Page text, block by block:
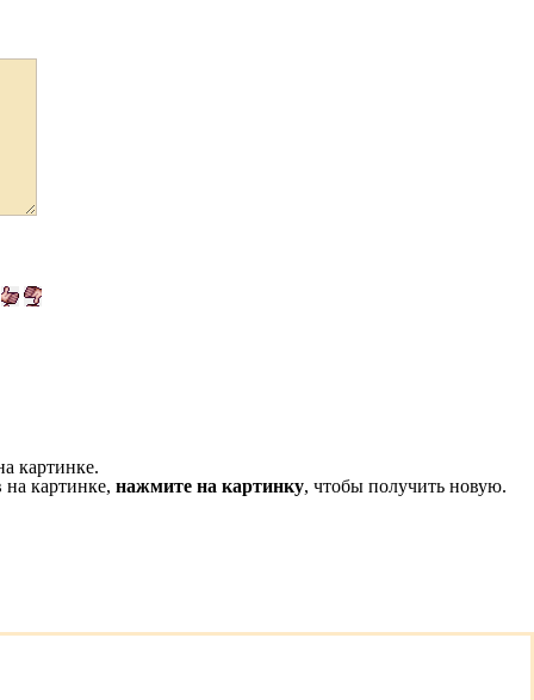
картинке.
картинке, нажмите на картинку, чтобы получить новую.